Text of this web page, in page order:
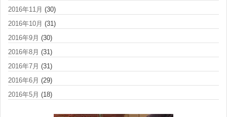
2016年11月 (30)
2016年10月 (31)
2016年9月 (30)
2016年8月 (31)
2016年7月 (31)
2016年6月 (29)
2016年5月 (18)